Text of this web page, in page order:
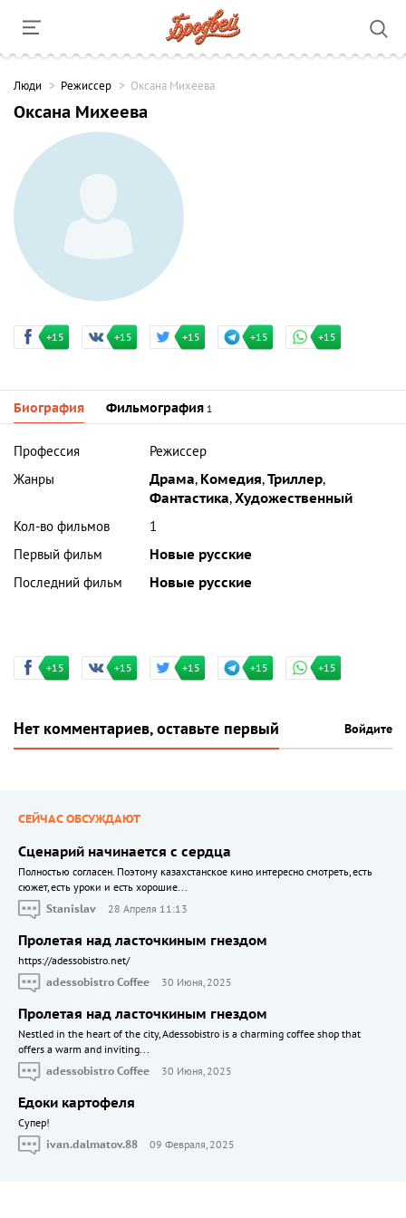
Люди Режиссер Оксана Михеева
Оксана Михеева
+15 +15 +15 +15 +15
Биография Фильмография 1
Профессия
Режиссер
Жанры
Драма, Комедия,Триллер,
Фантастика,Художественный
Кол-во фильмов
1
Первый фильм
Новые русские
Последний фильм
Новые русские
+15 +15 +15 +15 +15
Нет комментариев, оставьте первый Войдите
СЕЙЧАС ОБСУЖДАЮТ
Сценарий начинается с сердца
Полностью согласен. Поэтому казахстанское кино интересно смотреть, есть
сюжет, есть уроки и есть хорошие...
Stanislav
28 Апреля 11:13
Пролетая над ласточкиным гнездом
https://adessobistro.net/
adessobistro Coffee
30 Июня, 2025
Пролетая над ласточкиным гнездом
Nestled in the heart of the city, Adessobistro is a charming coffee shop that
offers a warm and inviting...
adessobistro Coffee
30 Июня, 2025
Едоки картофеля
Cупер!
ivan.dalmatov.88
09 Февраля, 2025